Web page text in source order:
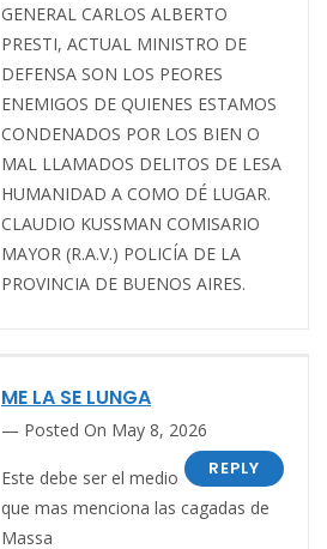
GENERAL CARLOS ALBERTO
PRESTI, ACTUAL MINISTRO DE
DEFENSA SON LOS PEORES
ENEMIGOS DE QUIENES ESTAMOS
CONDENADOS POR LOS BIEN O
MAL LLAMADOS DELITOS DE LESA
HUMANIDAD A COMO DÉ LUGAR.
CLAUDIO KUSSMAN COMISARIO
MAYOR (R.A.V.) POLICÍA DE LA
PROVINCIA DE BUENOS AIRES.
ME LA SE LUNGA
Posted On May 8, 2026
REPLY
Este debe ser el medio
que mas menciona las cagadas de
Massa